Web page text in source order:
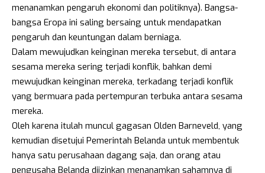
menanamkan pengaruh ekonomi dan politiknya). Bangsa-
bangsa Eropa ini saling bersaing untuk mendapatkan
pengaruh dan keuntungan dalam berniaga.
Dalam mewujudkan keinginan mereka tersebut, di antara
sesama mereka sering terjadi konflik, bahkan demi
mewujudkan keinginan mereka, terkadang terjadi konflik
yang bermuara pada pertempuran terbuka antara sesama
mereka.
Oleh karena itulah muncul gagasan Olden Barneveld, yang
kemudian disetujui Pemerintah Belanda untuk membentuk
hanya satu perusahaan dagang saja, dan orang atau
pengusaha Belanda diizinkan menanamkan sahamnya di